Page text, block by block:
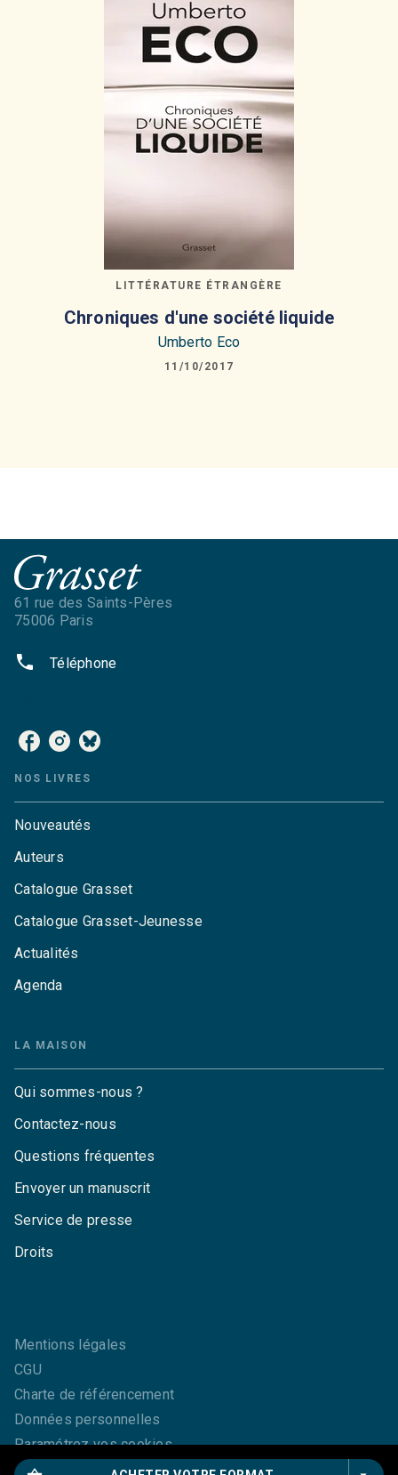
LITTÉRATURE ÉTRANGÈRE
Chroniques d'une société liquide
Umberto Eco
11/10/2017
61 rue des Saints-Pères
75006 Paris
phone Téléphone
NOS LIVRES
Nouveautés
Auteurs
Catalogue Grasset
Catalogue Grasset-Jeunesse
Actualités
Agenda
LA MAISON
Qui sommes-nous ?
Contactez-nous
Questions fréquentes
Envoyer un manuscrit
Service de presse
Droits
Mentions légales
CGU
Charte de référencement
Données personnelles
Paramétrez vos cookies